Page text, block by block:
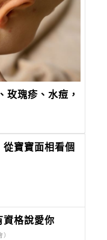
玫瑰疹、水痘，
從寶寶面相看個
資格說愛你
）